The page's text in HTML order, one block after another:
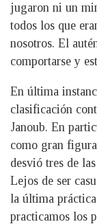
jugaron ni un
todos los que
nosotros. El
comportarse y
En última
clasificación
Janoub. En
como gran
desvió tres de
Lejos de ser
la última
practicamos los